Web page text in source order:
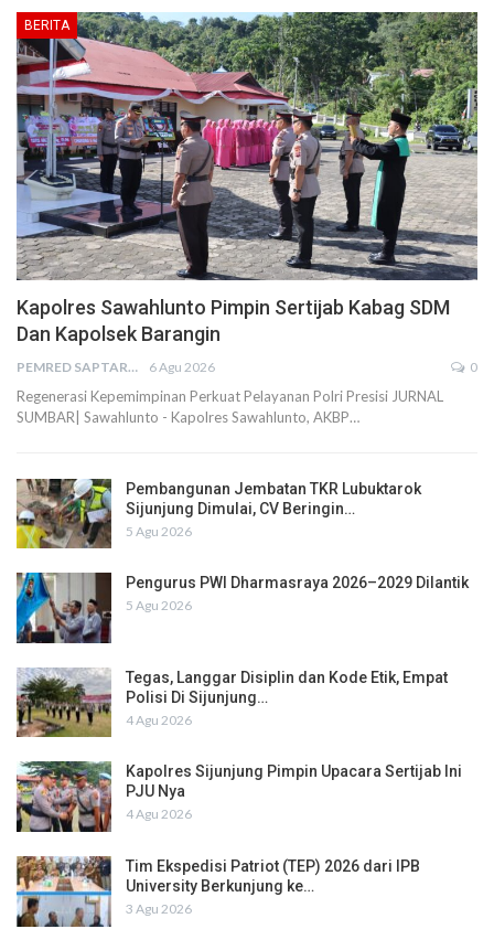
BERITA
Kapolres Sawahlunto Pimpin Sertijab Kabag SDM
Dan Kapolsek Barangin
PEMRED SAPTARIUS 6 Agu 2026 0
Regenerasi Kepemimpinan Perkuat Pelayanan Polri Presisi JURNAL
SUMBAR| Sawahlunto - Kapolres Sawahlunto, AKBP…
Pembangunan Jembatan TKR Lubuktarok
Sijunjung Dimulai, CV Beringin…
5 Agu 2026
Pengurus PWI Dharmasraya 2026–2029 Dilantik
5 Agu 2026
Tegas, Langgar Disiplin dan Kode Etik, Empat
Polisi Di Sijunjung…
4 Agu 2026
Kapolres Sijunjung Pimpin Upacara Sertijab Ini
PJU Nya
4 Agu 2026
Tim Ekspedisi Patriot (TEP) 2026 dari IPB
University Berkunjung ke…
3 Agu 2026